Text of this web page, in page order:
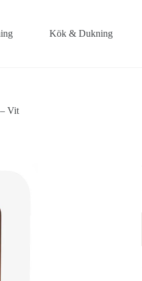
Kök & Dukning
Vit